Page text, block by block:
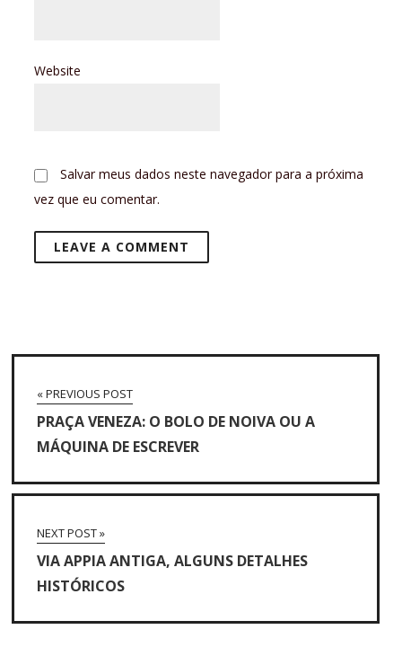
Website
Salvar meus dados neste navegador para a próxima
vez que eu comentar.
« PREVIOUS POST
PRAÇA VENEZA: O BOLO DE NOIVA OU A
MÁQUINA DE ESCREVER
NEXT POST »
VIA APPIA ANTIGA, ALGUNS DETALHES
HISTÓRICOS